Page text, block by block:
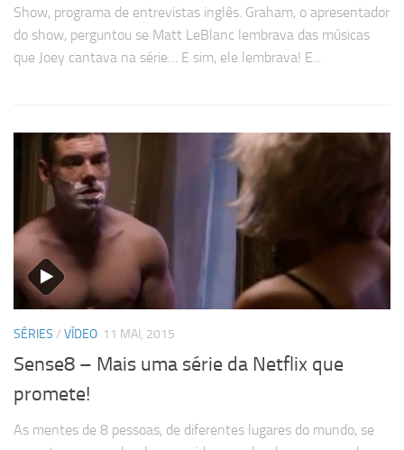
Show, programa de entrevistas inglês. Graham, o apresentador
do show, perguntou se Matt LeBlanc lembrava das músicas
que Joey cantava na série… E sim, ele lembrava! E...
SÉRIES / VÍDEO 11 MAI, 2015
Sense8 – Mais uma série da Netflix que
promete!
As mentes de 8 pessoas, de diferentes lugares do mundo, se